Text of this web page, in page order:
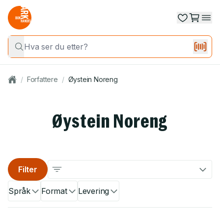
/ Forfattere / Øystein Noreng
Øystein Noreng
Språk Format Levering
Filter